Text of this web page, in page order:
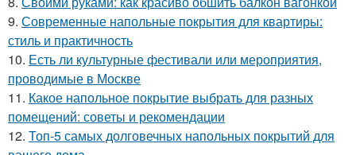
9. Современные напольные покрытия для квартиры:
стиль и практичность
10. Есть ли культурные фестивали или мероприятия,
проводимые в Москве
11. Какое напольное покрытие выбрать для разных
помещений: советы и рекомендации
12. Топ-5 самых долговечных напольных покрытий для